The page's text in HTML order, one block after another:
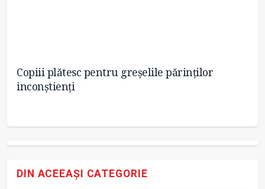
Copiii plătesc pentru greșelile părinților
inconștienți
DIN ACEEAȘI CATEGORIE